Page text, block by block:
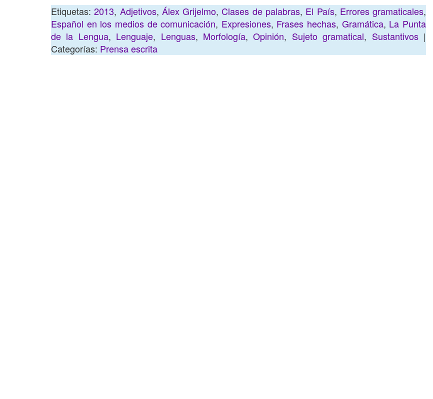
Etiquetas:2013, Adjetivos, Álex Grijelmo,Clases de palabras, El País, Errores gramaticales,
Español en los medios de comunicación, Expresiones, Frases hechas, Gramática, La Punta
de la Lengua, Lenguaje, Lenguas, Morfología,Opinión, Sujeto gramatical, Sustantivos|
Categorías: Prensa escrita